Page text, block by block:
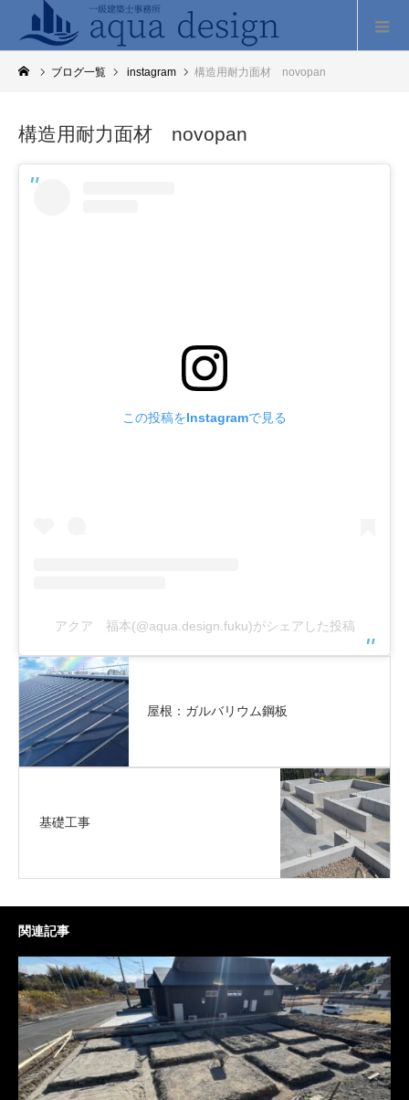
ブログ一覧 instagram 構造用耐力面材 novopan
構造用耐力面材 novopan
この投稿をInstagramで見る
アクア 福本(@aqua.design.fuku)がシェアした投稿
屋根：ガルバリウム鋼板
基礎工事
関連記事